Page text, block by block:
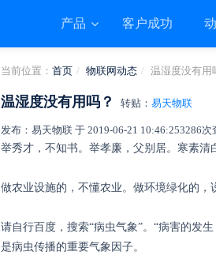
产品 客户成功
当前位置： 首页 物联网动态 温湿度没有用
温湿度没有用吗？ 转贴： 易天物联
发布：易天物联 于 2019-06-21 10:46:253286次
举秀才，不知书。举孝廉，父别居。寒素清
做农业设施的，不懂农业。做环境绿化的，
请自行百度，搜索“病虫气象”。“病害的发
是病虫传播的重要气象因子。